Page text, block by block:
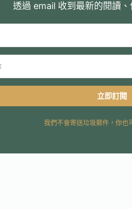
透過 email 收到最新的閱讀
立即訂閱
我們不會寄送垃圾郵件，你也